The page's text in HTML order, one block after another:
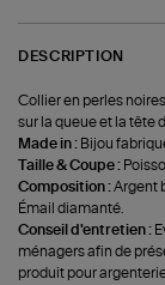
DESCRIPTION
Collier en perles
sur la queue et la tête
Made in : Bijou
Taille & Coupe :
Composition :Argent
Émail diamanté.
Conseil d'entretien :
ménagers afin de
produit pour